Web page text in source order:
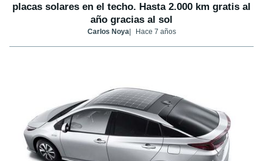
placas solares en el techo. Hasta 2.000 km gratis al
año gracias al sol
Carlos Noya Hace 7 años